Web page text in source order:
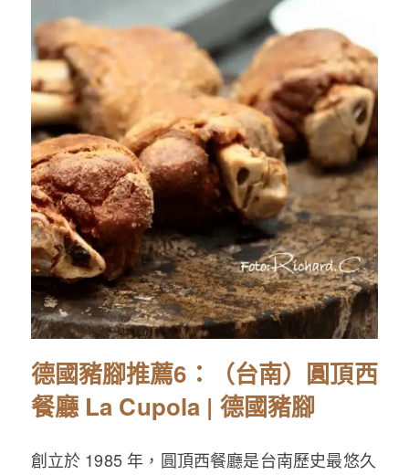
德國豬腳推薦6：（台南）圓頂西
餐廳 La Cupola | 德國豬腳
創立於 1985 年，圓頂西餐廳是台南歷史最悠久